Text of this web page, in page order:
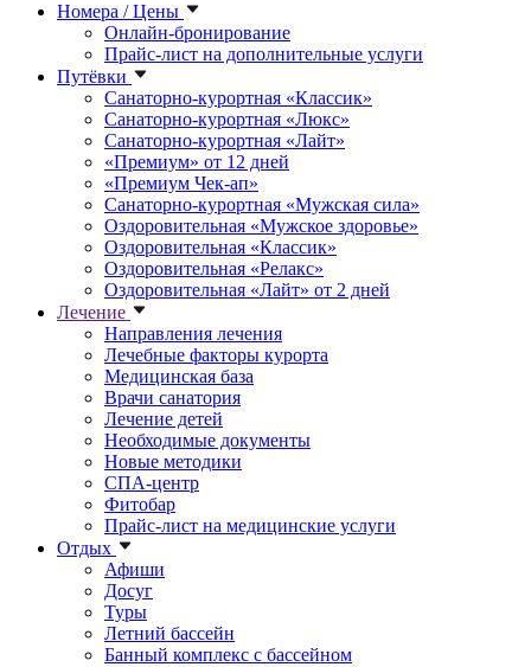
Номера / Цены
Онлайн-бронирование
Прайс-лист на дополнительные услуги
Путёвки
Санаторно-курортная «Классик»
Санаторно-курортная «Люкс»
Санаторно-курортная «Лайт»
«Премиум» от 12 дней
«Премиум Чек-ап»
Санаторно-курортная «Мужская сила»
Оздоровительная «Мужское здоровье»
Оздоровительная «Классик»
Оздоровительная «Релакс»
Оздоровительная «Лайт» от 2 дней
Лечение
Направления лечения
Лечебные факторы курорта
Медицинская база
Врачи санатория
Лечение детей
Необходимые документы
Новые методики
СПА-центр
Фитобар
Прайс-лист на медицинские услуги
Отдых
Афиши
Досуг
Туры
Летний бассейн
Банный комплекс с бассейном